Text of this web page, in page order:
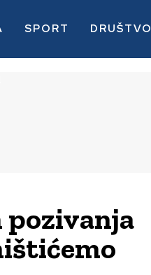
SPORT DRUŠTVO
pozivanja